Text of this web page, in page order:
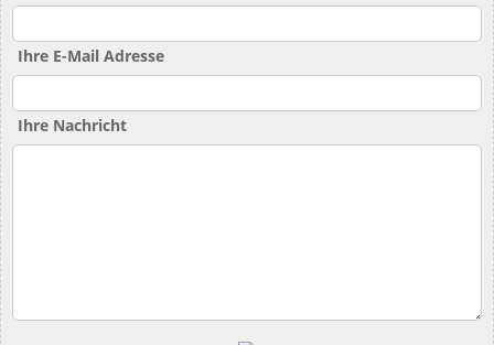
Ihre E-Mail Adresse
Ihre Nachricht